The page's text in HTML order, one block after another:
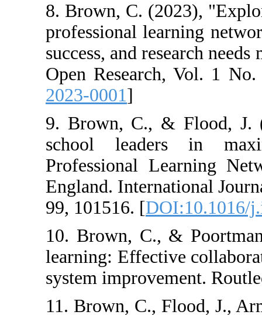
8. Brown, C.
professional
success, and
Open
9. Brown, C.,
school
Professional
England.
99, 101516. [
10. Brown,
learning:
system
11. Brown, C.,